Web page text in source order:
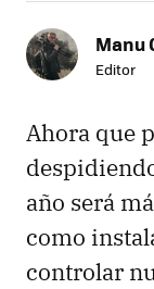
Manu
Editor
Ahora que
año será
como
controlar